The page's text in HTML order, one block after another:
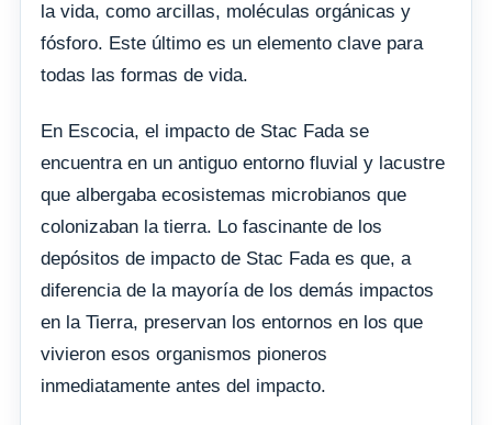
la vida, como arcillas, moléculas orgánicas y
fósforo. Este último es un elemento clave para
todas las formas de vida.
En Escocia, el impacto de Stac Fada se
encuentra en un antiguo entorno fluvial y lacustre
que albergaba ecosistemas microbianos que
colonizaban la tierra. Lo fascinante de los
depósitos de impacto de Stac Fada es que, a
diferencia de la mayoría de los demás impactos
en la Tierra, preservan los entornos en los que
vivieron esos organismos pioneros
inmediatamente antes del impacto.